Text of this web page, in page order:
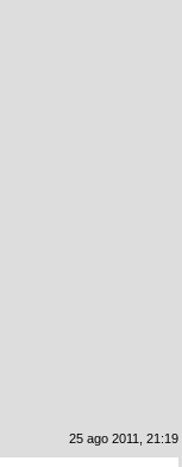
25 ago 2011, 21:19